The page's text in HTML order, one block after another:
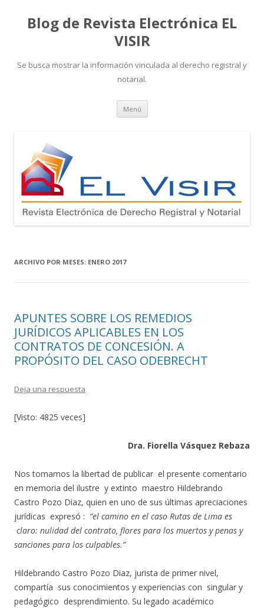
Blog de Revista Electrónica EL
VISIR
Se busca mostrar la información vinculada al derecho registral y
notarial.
Menú Ir
contenido
ARCHIVO POR MESES: ENERO 2017
APUNTES SOBRE LOS REMEDIOS
JURÍDICOS APLICABLES EN LOS
CONTRATOS DE CONCESIÓN. A
PROPÓSITO DEL CASO ODEBRECHT
Deja una respuesta
[Visto: 4825 veces]
Dra. Fiorella Vásquez Rebaza
Nos tomamos la libertad de publicar el presente comentario
en memoria del ilustre y extinto maestro Hildebrando
Castro Pozo Diaz, quien en uno de sus últimas apreciaciones
jurídicas expresó : “el camino en el caso Rutas de Lima es
claro: nulidad del contrato, flores para los muertos y penas y
sanciones para los culpables.”
Hildebrando Castro Pozo Diaz, jurista de primer nivel,
compartía sus conocimientos y experiencias con singular y
pedagógico desprendimiento. Su legado académico